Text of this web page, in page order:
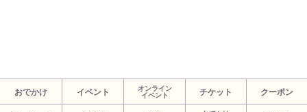
おでかけ イベント
オンライン
イベント
チケット クーポン